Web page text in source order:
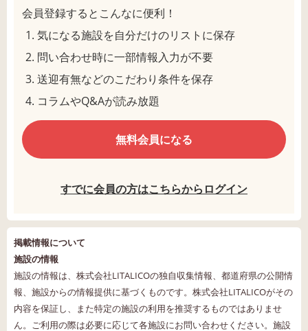
会員登録するとこんなに便利！
気になる施設を自分だけのリストに保存
問い合わせ時に一部情報入力が不要
送迎有無などのこだわり条件を保存
コラムやQ&Aが読み放題
無料会員になる
すでに会員の方はこちらからログイン
掲載情報について
施設の情報
施設の情報は、株式会社LITALICOの独自収集情報、都道府県の公開情
報、施設からの情報提供に基づくものです。株式会社LITALICOがその
内容を保証し、また特定の施設の利用を推奨するものではありませ
ん。ご利用の際は必要に応じて各施設にお問い合わせください。施設